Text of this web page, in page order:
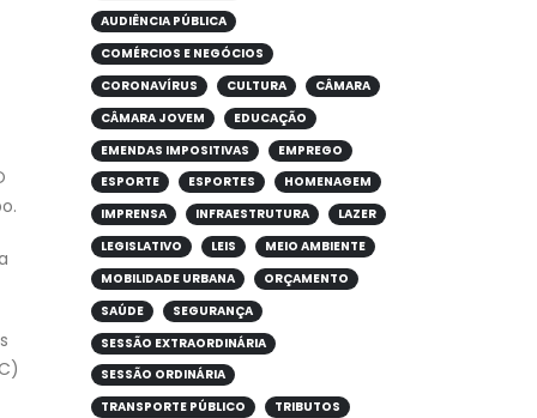
AUDIÊNCIA PÚBLICA
COMÉRCIOS E NEGÓCIOS
CORONAVÍRUS
CULTURA
CÂMARA
CÂMARA JOVEM
EDUCAÇÃO
EMENDAS IMPOSITIVAS
EMPREGO
ESPORTE
ESPORTES
HOMENAGEM
IMPRENSA
INFRAESTRUTURA
LAZER
LEGISLATIVO
LEIS
MEIO AMBIENTE
MOBILIDADE URBANA
ORÇAMENTO
SAÚDE
SEGURANÇA
SESSÃO EXTRAORDINÁRIA
SESSÃO ORDINÁRIA
TRANSPORTE PÚBLICO
TRIBUTOS